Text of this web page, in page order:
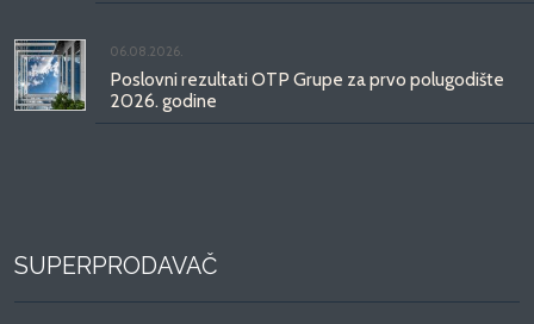
06.08.2026.
Poslovni rezultati OTP Grupe za prvo polugodište
2026. godine
SUPERPRODAVAČ